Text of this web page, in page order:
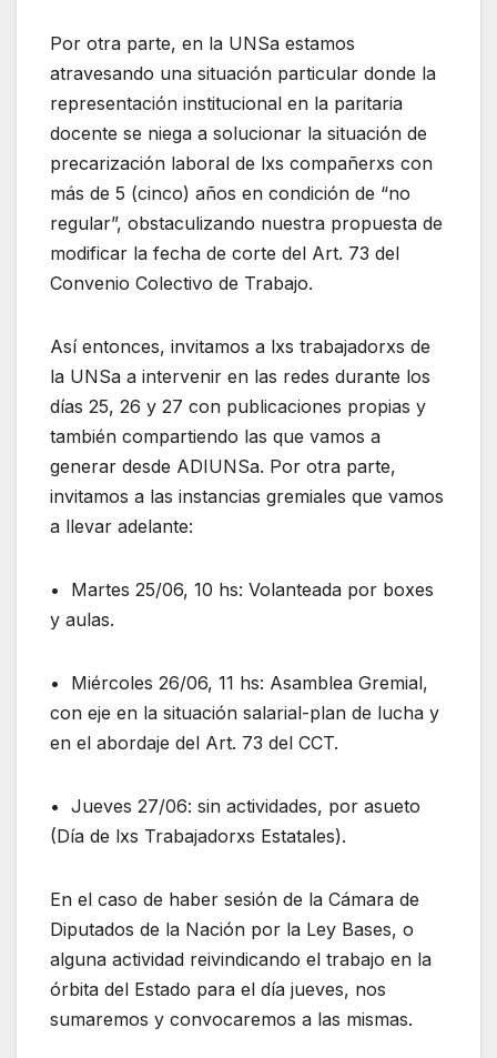
Por otra parte, en la UNSa estamos
atravesando una situación particular donde la
representación institucional en la paritaria
docente se niega a solucionar la situación de
precarización laboral de lxs compañerxs con
más de 5 (cinco) años en condición de “no
regular”, obstaculizando nuestra propuesta de
modificar la fecha de corte del Art. 73 del
Convenio Colectivo de Trabajo.
Así entonces, invitamos a lxs trabajadorxs de
la UNSa a intervenir en las redes durante los
días 25, 26 y 27 con publicaciones propias y
también compartiendo las que vamos a
generar desde ADIUNSa. Por otra parte,
invitamos a las instancias gremiales que vamos
a llevar adelante:
•⁠ ⁠Martes 25/06, 10 hs: Volanteada por boxes
y aulas.
•⁠ ⁠Miércoles 26/06, 11 hs: Asamblea Gremial,
con eje en la situación salarial-plan de lucha y
en el abordaje del Art. 73 del CCT.
•⁠ ⁠Jueves 27/06: sin actividades, por asueto
(Día de lxs Trabajadorxs Estatales).
En el caso de haber sesión de la Cámara de
Diputados de la Nación por la Ley Bases, o
alguna actividad reivindicando el trabajo en la
órbita del Estado para el día jueves, nos
sumaremos y convocaremos a las mismas.